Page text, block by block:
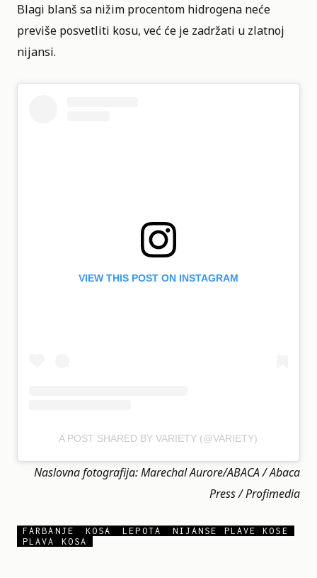
Blagi blanš sa nižim procentom hidrogena neće
previše posvetliti kosu, već će je zadržati u zlatnoj
nijansi.
VIEW THIS POST ON INSTAGRAM
A POST SHARED BY VARIETY (@VARIETY)
Naslovna fotografija: Marechal Aurore/ABACA / Abaca
Press / Profimedia
FARBANJE KOSA LEPOTA
NIJANSE PLAVE KOSE
PLAVA KOSA